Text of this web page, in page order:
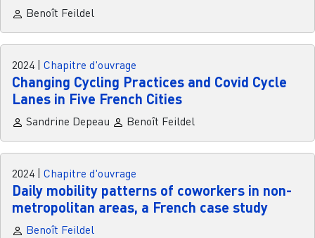
Benoît Feildel
2024 Chapitre d'ouvrage
Changing Cycling Practices and Covid Cycle
Lanes in Five French Cities
Sandrine Depeau Benoît Feildel
2024 Chapitre d'ouvrage
Daily mobility patterns of coworkers in non-
metropolitan areas, a French case study
Benoît Feildel